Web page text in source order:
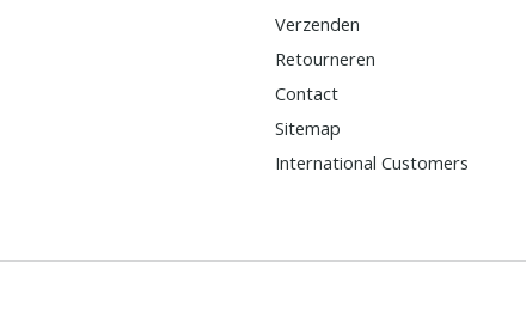
Verzenden
Retourneren
Contact
Sitemap
International Customers